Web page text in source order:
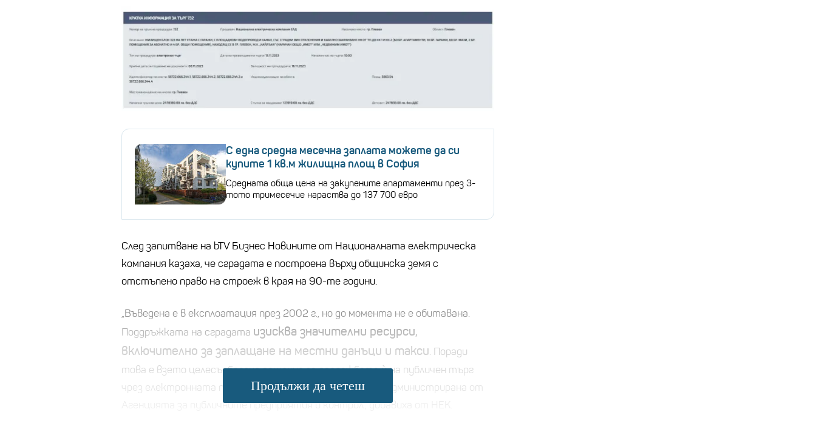
С една средна месечна заплата можете да си
купите 1 кв.м жилищна площ в София
Средната обща цена на закупените апартаменти през 3-
тото тримесечие нараства до 137 700 евро
След запитване на bTV Бизнес Новините от Националната електрическа
компания казаха, че сградата е построена върху общинска земя с
отстъпено право на строеж в края на 90-те години.
„Въведена е в експлоатация през 2002 г., но до момента не е обитавана.
Поддръжката на сградата изисква значителни ресурси,
включително за заплащане на местни данъци и такси. Поради
това е взето целесъобразно решение за продажбата ѝ на публичен търг
чрез електронната платформа за продажба на имоти, администрирана от
Агенцията за публичните предприятия и контрол“, добавиха от НЕК.
Продължи да четеш